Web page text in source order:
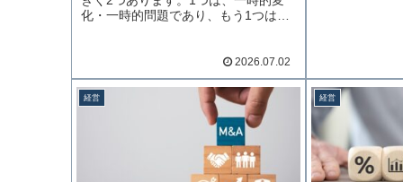
化・一時的問題であり、もう1つは…
2026.07.02
経営 経営